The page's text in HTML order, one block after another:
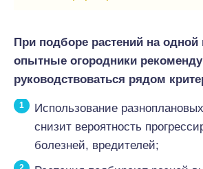
При подборе растений на одной
опытные огородники
руководствоваться рядом
Использование
снизит вероятность
болезней, вредителей;